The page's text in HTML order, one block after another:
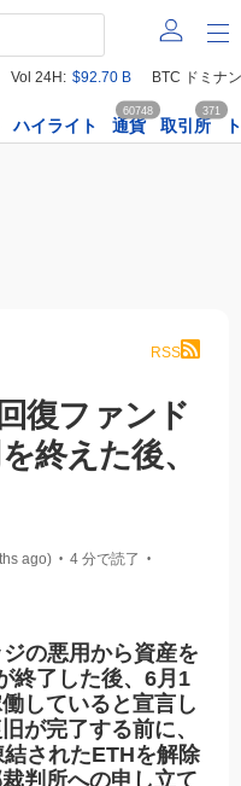
Vol 24H: $92.70 B BTC ドミナ
ハイライト 通貨
60748
取引所
371
RSS
復ファンド
終えた後、
ago) • 4 分で読了 •
の悪用から資産を
終了した後、6月1
していると宣言し
が完了する前に、
されたETHを解除
判所への申し立て